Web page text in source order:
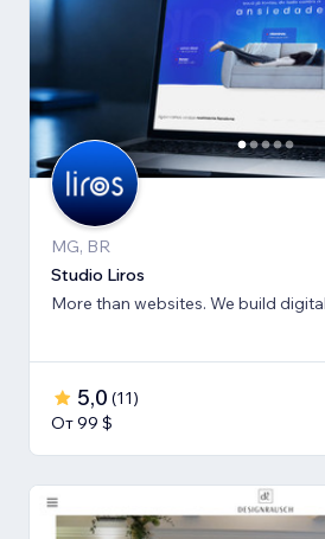
MG, BR
Studio Liros
More than websites. We build
5,0 (11)
От 99 $